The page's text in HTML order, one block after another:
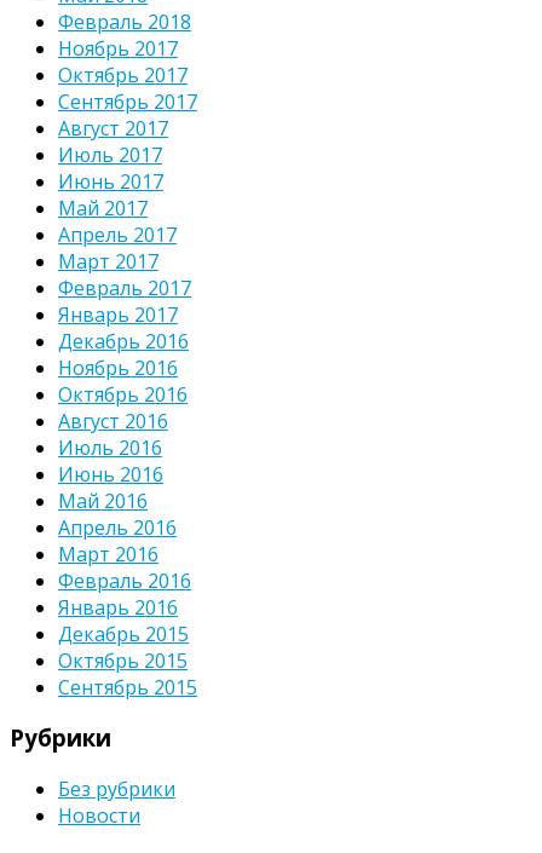
Февраль 2018
Ноябрь 2017
Октябрь 2017
Сентябрь 2017
Август 2017
Июль 2017
Июнь 2017
Май 2017
Апрель 2017
Март 2017
Февраль 2017
Январь 2017
Декабрь 2016
Ноябрь 2016
Октябрь 2016
Август 2016
Июль 2016
Июнь 2016
Май 2016
Апрель 2016
Март 2016
Февраль 2016
Январь 2016
Декабрь 2015
Октябрь 2015
Сентябрь 2015
Рубрики
Без рубрики
Новости